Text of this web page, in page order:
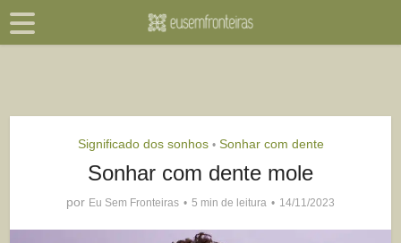
Significado dos sonhos • Sonhar com dente
Sonhar com dente mole
por Eu Sem Fronteiras 5 min de leitura 14/11/2023